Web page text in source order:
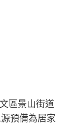
區景山街道
預備為居家